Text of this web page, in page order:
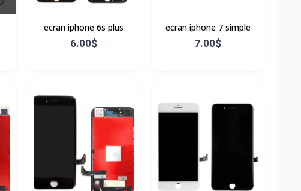
ecran iphone 6s plus
6.00$
ecran iphone 7 simple
7.00$